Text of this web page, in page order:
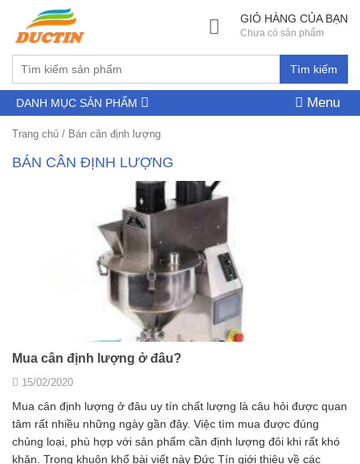
Tìm kiếm
GIỎ HÀNG CỦA BẠN
Chưa có sản phẩm
DANH MỤC SẢN PHẨM Menu
Trang chủ / Bán cân định lượng
BÁN CÂN ĐỊNH LƯỢNG
Mua cân định lượng ở đâu?
15/02/2020
Mua cân định lượng ở đâu uy tín chất lượng là câu hỏi được quan
tâm rất nhiều những ngày gần đây. Việc tìm mua được đúng
chủng loại, phù hợp với sản phẩm cần định lượng đôi khi rất khó
khăn. Trong khuôn khổ bài viết này Đức Tín giới thiệu về các